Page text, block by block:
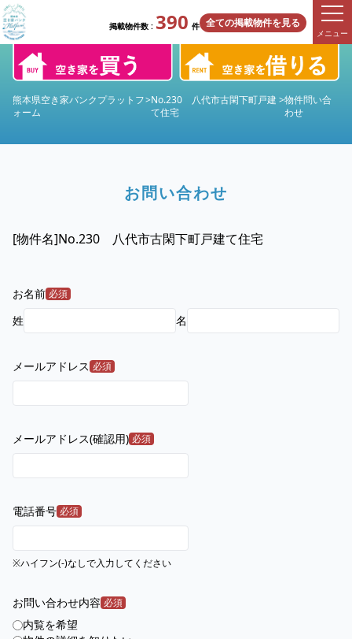
掲載物件数 : 390 件 全ての掲載物件を見る
メニュー
熊本県空き家バンクプラットフ
ォーム
>No.230 八代市古閑下町戸建
て住宅
>物件問い合
わせ
お問い合わせ
[物件名]No.230 八代市古閑下町戸建て住宅
お名前 必須
姓 名
メールアドレス 必須
メールアドレス(確認用) 必須
電話番号 必須
※ハイフン(-)なしで入力してください
お問い合わせ内容 必須
内覧を希望